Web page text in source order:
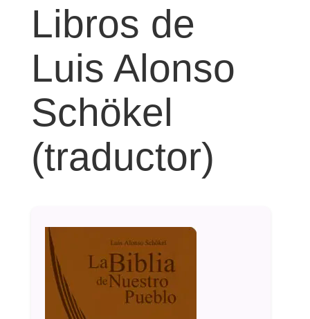
Libros de
Luis Alonso
Schökel
(traductor)